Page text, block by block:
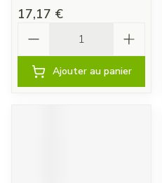
17,17 €
Ajouter au panier